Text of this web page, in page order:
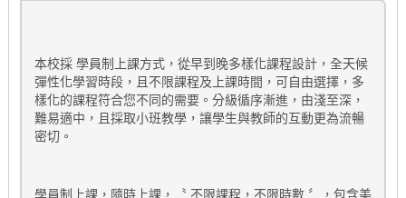
本校採 學員制上課方式，從早到晚多樣化課程設計，全天候
彈性化學習時段，且不限課程及上課時間，可自由選擇，多
樣化的課程符合您不同的需要。分級循序漸進，由淺至深，
難易適中，且採取小班教學，讓學生與教師的互動更為流暢
密切。
學員制上課，隨時上課，〝 不限課程，不限時數 〞，包含美